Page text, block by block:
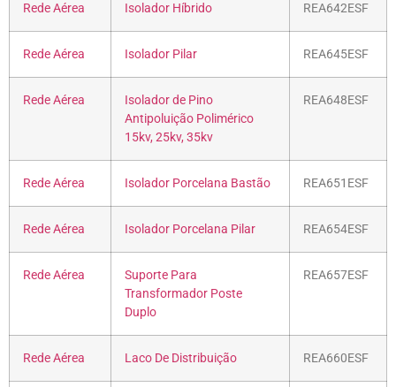
Rede Aérea Isolador Híbrido REA642ESF
Rede Aérea Isolador Pilar REA645ESF
Rede Aérea
Isolador de Pino
Antipoluição Polimérico
15kv, 25kv, 35kv
REA648ESF
Rede Aérea Isolador Porcelana Bastão REA651ESF
Rede Aérea Isolador Porcelana Pilar REA654ESF
Rede Aérea
Suporte Para
Transformador Poste
Duplo
REA657ESF
Rede Aérea Laco De Distribuição REA660ESF